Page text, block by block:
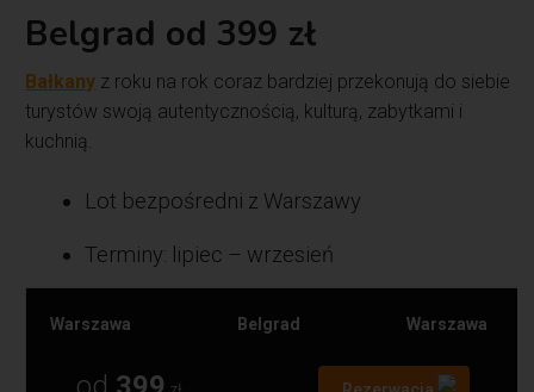
Belgrad od 399 zł
Bałkany z roku na rok coraz bardziej przekonują do siebie
turystów swoją autentycznością, kulturą, zabytkami i
kuchnią.
Lot bezpośredni z Warszawy
Terminy: lipiec – wrzesień
Warszawa Belgrad Warszawa